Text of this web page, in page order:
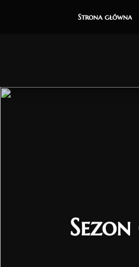
Strona główna
Strona główna